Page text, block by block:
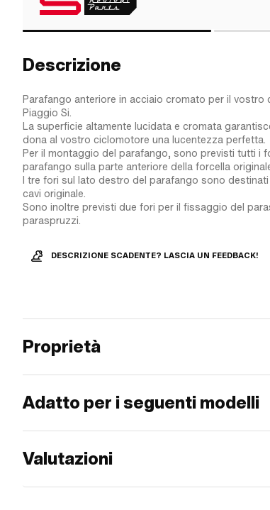
Descrizione
Parafango anteriore in acciaio cromato per il
Piaggio Si.
La superficie altamente lucidata e cromata
dona al vostro ciclomotore una lucentezza perfetta.
Per il montaggio del parafango, sono previsti tutti i
parafango sulla parte anteriore della forcella
I tre fori sul lato destro del parafango sono
cavi originale.
Sono inoltre previsti due fori per il fissaggio del
paraspruzzi.
DESCRIZIONE SCADENTE? LASCIA UN FEEDBACK!
Proprietà
Adatto per i seguenti modelli
Valutazioni